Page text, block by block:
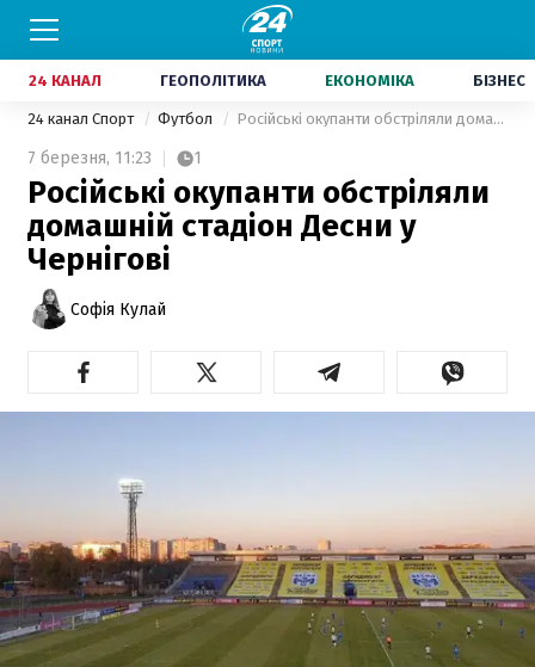
24 КАНАЛ ГЕОПОЛІТИКА ЕКОНОМІКА БІЗНЕС
24 канал Спорт Футбол Російські окупанти обстріляли домашній стадіон Десни у Чернігові
7 березня, 11:23 1
Російські окупанти обстріляли
домашній стадіон Десни у
Чернігові
Софія Кулай